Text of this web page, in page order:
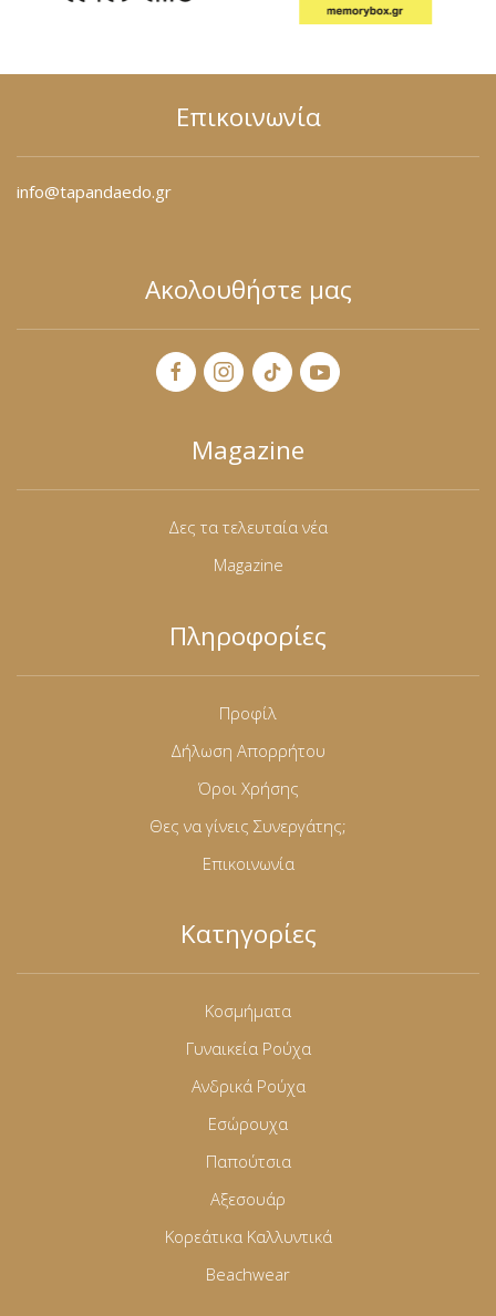
Επικοινωνία
info@tapandaedo.gr
Ακολουθήστε μας
Magazine
Δες τα τελευταία νέα
Magazine
Πληροφορίες
Προφίλ
Δήλωση Απορρήτου
Όροι Χρήσης
Θες να γίνεις Συνεργάτης;
Επικοινωνία
Κατηγορίες
Κοσμήματα
Γυναικεία Ρούχα
Ανδρικά Ρούχα
Εσώρουχα
Παπούτσια
Αξεσουάρ
Κορεάτικα Καλλυντικά
Beachwear